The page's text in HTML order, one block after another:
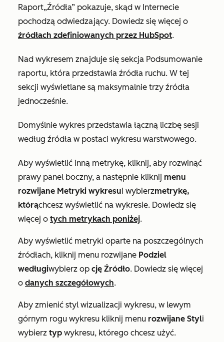
Raport„Źródła” pokazuje, skąd w Internecie
pochodzą odwiedzający. Dowiedz się więcej o
źródłach zdefiniowanych przez HubSpot.
Nad wykresem znajduje się sekcja Podsumowanie
raportu, która przedstawia źródła ruchu. W tej
sekcji wyświetlane są maksymalnie trzy źródła
jednocześnie.
Domyślnie wykres przedstawia łączną liczbę sesji
według źródła w postaci wykresu warstwowego.
Aby wyświetlić inną metrykę, kliknij, aby rozwinąć
prawy panel boczny, a następnie kliknij menu
rozwijane Metryki wykresui wybierzmetrykę,
którąchcesz wyświetlić na wykresie. Dowiedz się
więcej o tych metrykach poniżej.
Aby wyświetlić metryki oparte na poszczególnych
źródłach, kliknij menu rozwijane Podziel
wedługiwybierz op cję Źródło. Dowiedz się więcej
o danych szczegółowych.
Aby zmienić styl wizualizacji wykresu, w lewym
górnym rogu wykresu kliknij menu rozwijane Styli
wybierz typ wykresu, którego chcesz użyć.